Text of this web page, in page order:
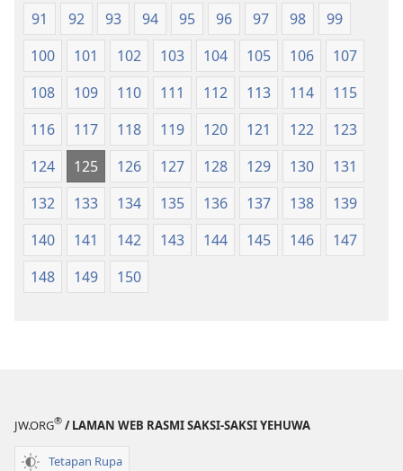
91
92 93 94 95 96 97 98
99
100
101 102 103 104 105 106
107
108
109 110 111 112 113 114
115
116
117 118 119 120 121 122
123
124
125 126 127 128 129 130
131
132
133 134 135 136 137 138
139
140
141 142 143 144 145 146
147
148
149 150
JW.ORG® / LAMAN WEB RASMI SAKSI-SAKSI YEHUWA
Tetapan Rupa